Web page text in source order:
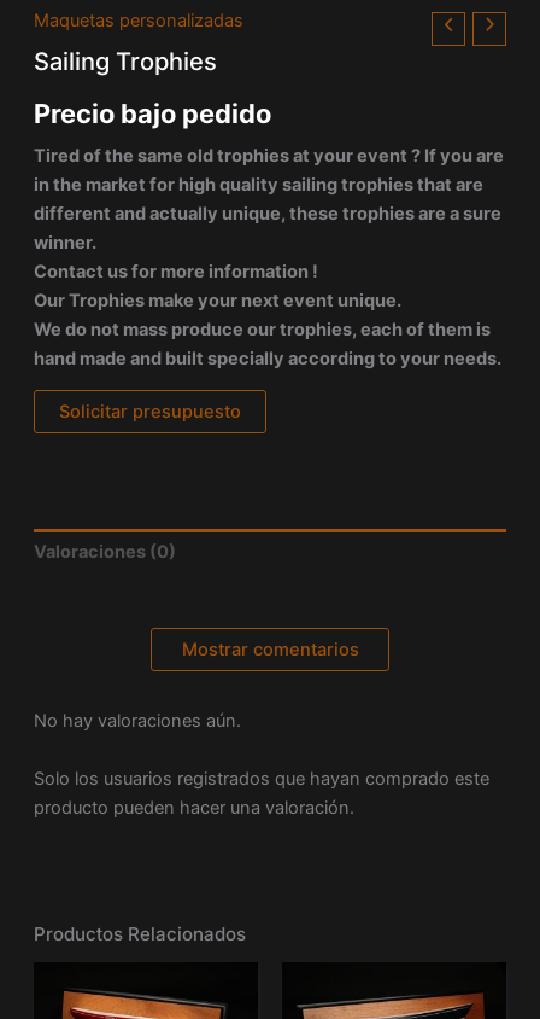
Maquetas personalizadas
Sailing Trophies
Precio bajo pedido
Tired of the same old trophies at your event ? If you are
in the market for high quality sailing trophies that are
different and actually unique, these trophies are a sure
winner.
Contact us for more information !
Our Trophies make your next event unique.
We do not mass produce our trophies, each of them is
hand made and built specially according to your needs.
Solicitar presupuesto
Valoraciones (0)
Mostrar comentarios
No hay valoraciones aún.
Solo los usuarios registrados que hayan comprado este
producto pueden hacer una valoración.
Productos Relacionados